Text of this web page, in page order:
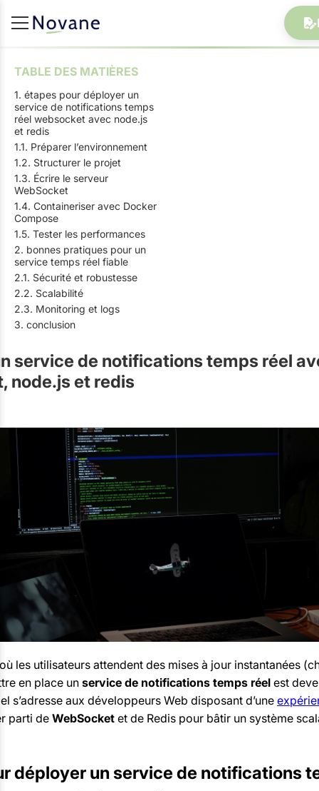
TABLE DES MATIÈRES
1. étapes pour déployer un
service de notifications temps
réel websocket avec node.js
et redis
1.1. Préparer l’environnement
1.2. Structurer le projet
1.3. Écrire le serveur
WebSocket
1.4. Containeriser avec Docker
Compose
1.5. Tester les performances
2. bonnes pratiques pour un
service temps réel fiable
2.1. Sécurité et robustesse
2.2. Scalabilité
2.3. Monitoring et logs
3. conclusion
service de notifications temps réel
node.js et redis
les utilisateurs attendent des mises à jour instantanées
en place unservice de notifications temps réel est
s’adresse aux développeurs Web disposant d’une
parti de WebSocket et de Redis pour bâtir un système
déployer un service de notifications